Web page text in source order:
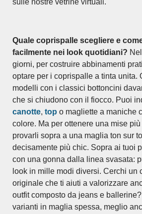
sulle nostre vetrine virtuali.
Quale coprispalle scegliere e
facilmente nei look quotidiani?
giorni, per costruire abbinamenti
optare per i coprispalle a tinta unita.
modelli con i classici bottoncini
che si chiudono con il fiocco. Puoi
canotte, top o magliette a maniche
colore. Ma per ottenere una mise
provarli sopra a una maglia ton sur
decisamente più chic. Sopra ai tuoi
con una gonna dalla linea svasata:
look in mille modi diversi. Cerchi un
originale che ti aiuti a valorizzare
outfit composto da jeans e
varianti in maglia spessa, meglio